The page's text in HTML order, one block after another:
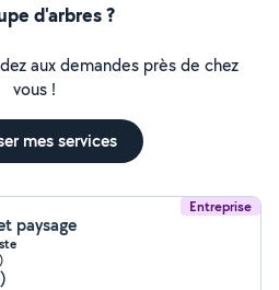
d'arbres ?
aux demandes près de chez
vous !
mes services
Entreprise
paysage